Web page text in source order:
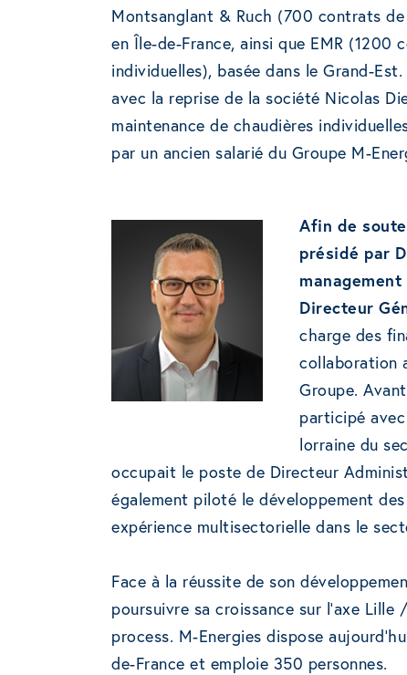
Montsanglant & Ruch (700 contrats
en Île-de-France, ainsi que EMR (1200
individuelles), basée dans le Grand-
avec la reprise de la société Nicolas
maintenance de chaudières
par un ancien salarié du Groupe M-
Afin de
présidé par
Directeur
charge des
collaboration
Groupe.
participé
lorraine du
occupait le poste de Directeur
également piloté le développement
expérience multisectorielle dans le
Face à la réussite de son
poursuivre sa croissance sur l’axe
process. M-Energies dispose
de-France et emploie 350 personnes.